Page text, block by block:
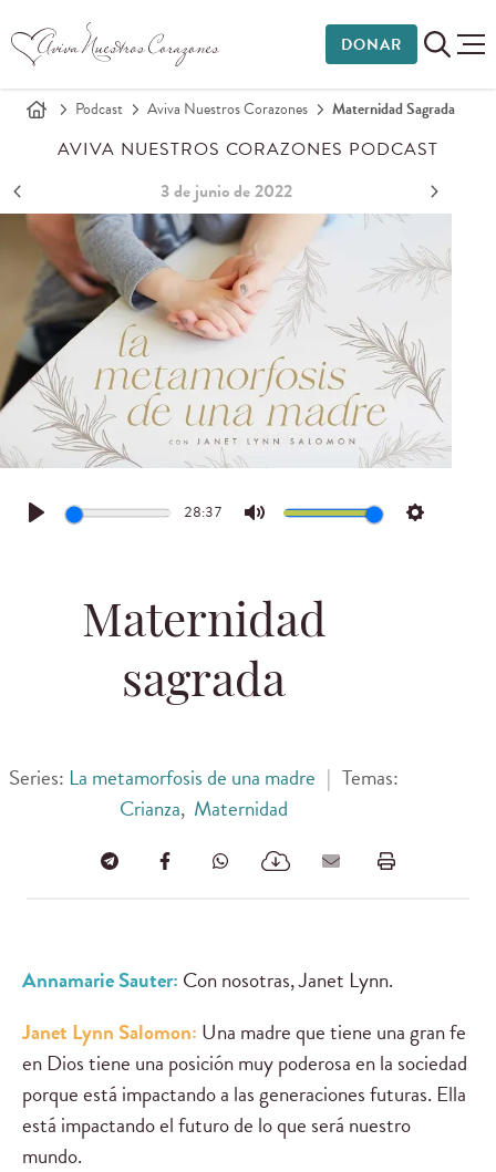
DONAR
Podcast Aviva Nuestros Corazones Maternidad Sagrada
AVIVA NUESTROS CORAZONES PODCAST
3 de junio de 2022
Play
28:37
Mute Settings
Maternidad
sagrada
Series: La metamorfosis de una madre | Temas:
Crianza, Maternidad
Annamarie Sauter: Con nosotras, Janet Lynn.
Janet Lynn Salomon: Una madre que tiene una gran fe
en Dios tiene una posición muy poderosa en la sociedad
porque está impactando a las generaciones futuras. Ella
está impactando el futuro de lo que será nuestro
mundo.